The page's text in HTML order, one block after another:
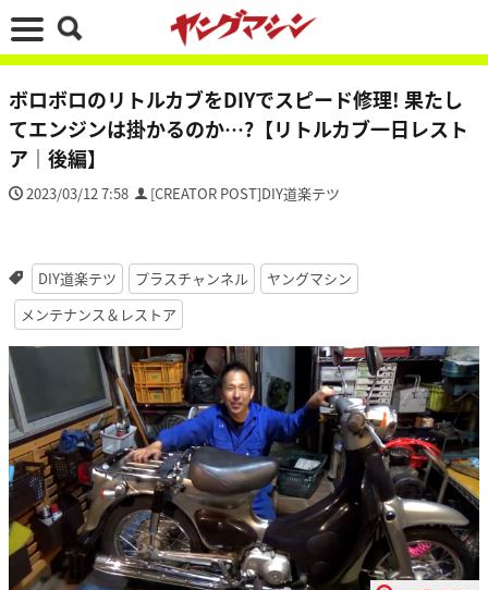
ボロボロのリトルカブをDIYでスピード修理! 果たし
てエンジンは掛かるのか…?【リトルカブ一日レスト
ア｜後編】
2023/03/12 7:58 [CREATOR POST]DIY道楽テツ
DIY道楽テツ プラスチャンネル
ヤングマシン
メンテナンス＆レストア